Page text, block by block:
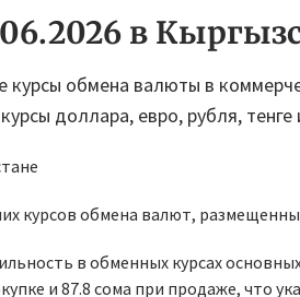
в
обмена валюты в
доллара, евро, рубля,
курсов обмена валют,
в обменных курсах
и 87.8 сома при продаже, что